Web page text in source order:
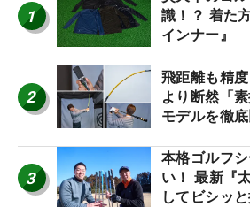
1
識！？ 着た
インナー』
2
飛距離も精
より断然「
モデルを徹
3
本格ゴルフ
い！ 最新『太グリップ』に交換
してビシッ